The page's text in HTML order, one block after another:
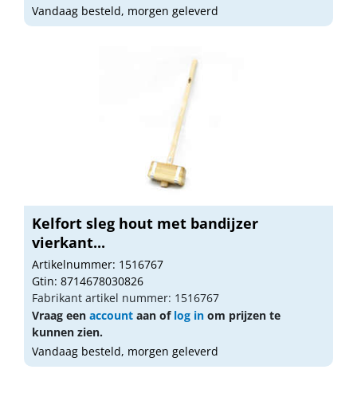
Vandaag besteld, morgen geleverd
Kelfort sleg hout met bandijzer
vierkant...
Artikelnummer: 1516767
Gtin: 8714678030826
Fabrikant artikel nummer: 1516767
Vraag een account aan of log in om prijzen te
kunnen zien.
Vandaag besteld, morgen geleverd